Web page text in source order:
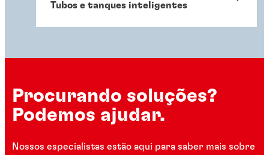
Tubos e tanques inteligentes
Procurando soluções?
Podemos ajudar.
Nossos especialistas estão aqui para saber mais sobre